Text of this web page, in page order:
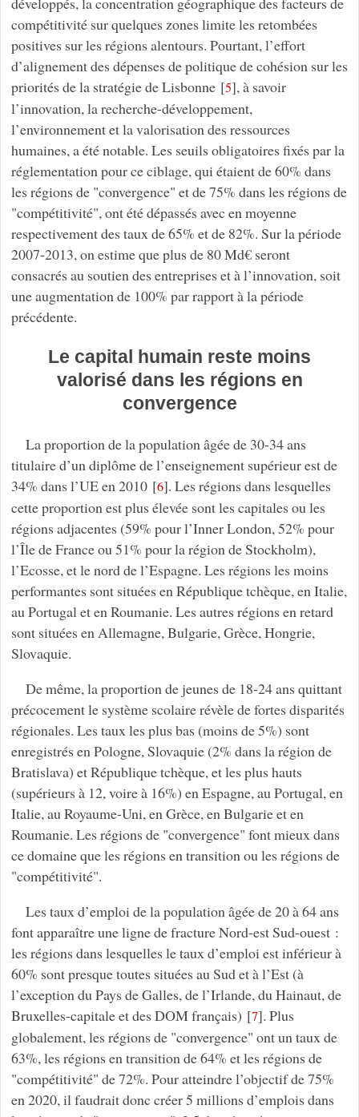
compétitivité sur quelques zones limite les retombées
positives sur les régions alentours. Pourtant, l’effort
d’alignement des dépenses de politique de cohésion sur les
priorités de la stratégie de Lisbonne[5], à savoir
l’innovation, la recherche-développement,
l’environnement et la valorisation des ressources
humaines, a été notable. Les seuils obligatoires fixés par la
réglementation pour ce ciblage, qui étaient de 60% dans
les régions de "convergence" et de 75% dans les régions de
"compétitivité", ont été dépassés avec en moyenne
respectivement des taux de 65% et de 82%. Sur la période
2007-2013, on estime que plus de 80 Md€ seront
consacrés au soutien des entreprises et à l’innovation, soit
une augmentation de 100% par rapport à la période
précédente.
Le capital humain reste moins
valorisé dans les régions en
convergence
La proportion de la population âgée de 30-34 ans
titulaire d’un diplôme de l’enseignement supérieur est de
34% dans l’UE en 2010[6]. Les régions dans lesquelles
cette proportion est plus élevée sont les capitales ou les
régions adjacentes (59% pour l’Inner London, 52% pour
l’Île de France ou 51% pour la région de Stockholm),
l’Ecosse, et le nord de l’Espagne. Les régions les moins
performantes sont situées en République tchèque, en Italie,
au Portugal et en Roumanie. Les autres régions en retard
sont situées en Allemagne, Bulgarie, Grèce, Hongrie,
Slovaquie.
De même, la proportion de jeunes de 18-24 ans quittant
précocement le système scolaire révèle de fortes disparités
régionales. Les taux les plus bas (moins de 5%) sont
enregistrés en Pologne, Slovaquie (2% dans la région de
Bratislava) et République tchèque, et les plus hauts
(supérieurs à 12, voire à 16%) en Espagne, au Portugal, en
Italie, au Royaume-Uni, en Grèce, en Bulgarie et en
Roumanie. Les régions de "convergence" font mieux dans
ce domaine que les régions en transition ou les régions de
"compétitivité".
Les taux d’emploi de la population âgée de 20 à 64 ans
font apparaître une ligne de fracture Nord-est Sud-ouest :
les régions dans lesquelles le taux d’emploi est inférieur à
60% sont presque toutes situées au Sud et à l’Est (à
l’exception du Pays de Galles, de l’Irlande, du Hainaut, de
Bruxelles-capitale et des DOM français) [7]. Plus
globalement, les régions de "convergence" ont un taux de
63%, les régions en transition de 64% et les régions de
"compétitivité" de 72%. Pour atteindre l’objectif de 75%
en 2020, il faudrait donc créer 5 millions d’emplois dans